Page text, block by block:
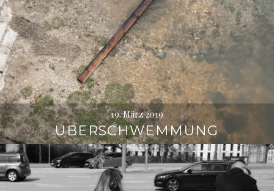
19. März 2019
ÜBERSCHWEMMUNG